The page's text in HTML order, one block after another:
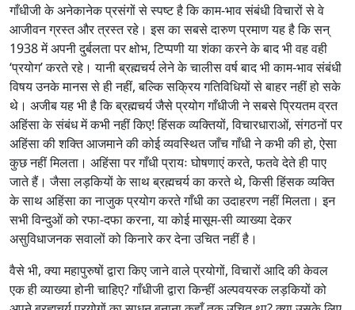
गाँधीजी के अनेकानेक प्रसंगों से स्पष्ट है कि काम-भाव संबंधी विचारों से वे
आजीवन ग्रस्त और त्रस्त रहे। इस का सबसे दारुण प्रमाण यह है कि सन्
1938 में अपनी दुर्बलता पर क्षोभ, टिप्पणी या शंका करने के बाद भी वह वही
‘प्रयोग’ करते रहे। यानी ब्रह्मचर्य लेने के चालीस वर्ष बाद भी काम-भाव संबंधी
विषय उनके मानस से ही नहीं, बल्कि सक्रिय गतिविधियों से बाहर नहीं हो सके
थे। अजीब यह भी है कि ब्रह्मचर्य जैसे प्रयोग गाँधीजी ने सबसे प्रियतम व्रत
अहिंसा के संबंध में कभी नहीं किए! हिंसक व्यक्तियों, विचारधाराओं, संगठनों पर
अहिंसा की शक्ति आजमाने की कोई व्यवस्थित जाँच गाँधी ने कभी की हो, ऐसा
कुछ नहीं मिलता। अहिंसा पर गाँधी प्रायः घोषणाएं करते, फतवे देते ही पाए
जाते हैं। जैसा लड़कियों के साथ ब्रह्मचर्य का करते थे, किसी हिंसक व्यक्ति
के साथ अहिंसा का नाजुक प्रयोग करते गाँधी का उदाहरण नहीं मिलता। इन
सभी विन्दुओं को रफा-दफा करना, या कोई मासूम-सी व्याख्या देकर
असुविधाजनक सवालों को किनारे कर देना उचित नहीं है।
वैसे भी, क्या महापुरुषों द्वारा किए जाने वाले प्रयोगों, विचारों आदि की केवल
एक ही व्याख्या होनी चाहिए? गाँधीजी द्वारा किन्हीं अल्पवयस्क लड़कियों को